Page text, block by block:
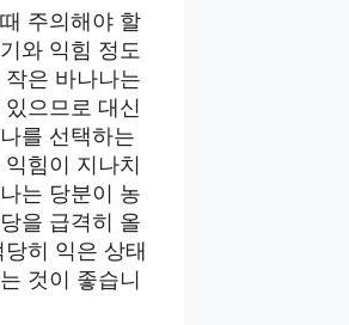
주의해야 할
와 익힘 정도
은 바나나는
으므로 대신
를 선택하는
힘이 지나치
는 당분이 농
을 급격히 올
히 익은 상태
것이 좋습니